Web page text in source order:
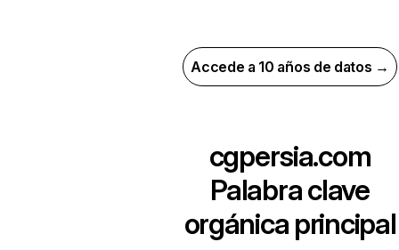
Accede a 10 años de datos →
cgpersia.com
Palabra clave
orgánica principal